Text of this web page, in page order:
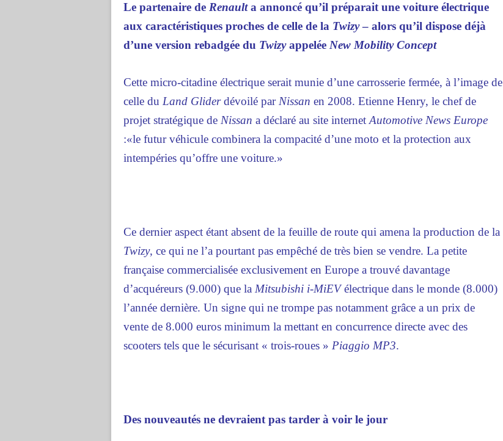
Le partenaire de Renaulta annoncé qu’il préparait une voiture électrique
aux caractéristiques proches de celle de la Twizy– alors qu’il dispose déjà
d’une version rebadgée du Twizyappelée New Mobility Concept
Cette micro-citadine électrique serait munie d’une carrosserie fermée, à l’image de
celle du Land Gliderdévoilé par Nissan en 2008. Etienne Henry, le chef de
projet stratégique de Nissan a déclaré au site internet Automotive News Europe
:«le futur véhicule combinera la compacité d’une moto et la protection aux
intempéries qu’offre une voiture.»
Ce dernier aspect étant absent de la feuille de route qui amena la production de la
Twizy, ce qui ne l’a pourtant pas empêché de très bien se vendre. La petite
française commercialisée exclusivement en Europe a trouvé davantage
d’acquéreurs (9.000) que la Mitsubishi i-MiEVélectrique dans le monde (8.000)
l’année dernière. Un signe qui ne trompe pas notamment grâce a un prix de
vente de 8.000 euros minimum la mettant en concurrence directe avec des
scooters tels que le sécurisant « trois-roues » Piaggio MP3.
Des nouveautés ne devraient pas tarder à voir le jour